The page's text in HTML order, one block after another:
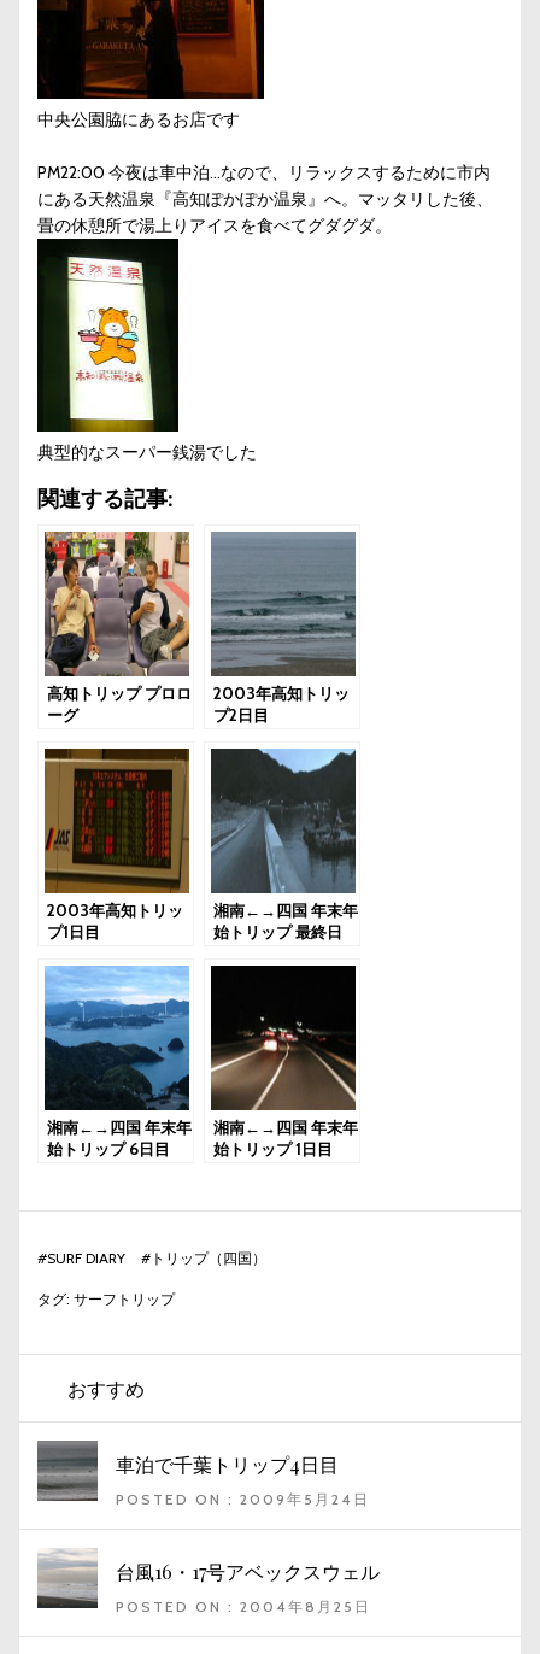
中央公園脇にあるお店です
PM22:00 今夜は車中泊…なので、リラックスするために市内
にある天然温泉『高知ぽかぽか温泉』へ。マッタリした後、
畳の休憩所で湯上りアイスを食べてグダグダ。
典型的なスーパー銭湯でした
関連する記事:
高知トリップ プロロ
ーグ
2003年高知トリッ
プ2日目
2003年高知トリッ
プ1日目
湘南←→四国 年末年
始トリップ 最終日
湘南←→四国 年末年
始トリップ 6日目
湘南←→四国 年末年
始トリップ 1日目
#SURF DIARY # トリップ（四国）
タグ: サーフトリップ
おすすめ
車泊で千葉トリップ4日目
POSTED ON : 2009年5月24日
台風16・17号アベックスウェル
POSTED ON : 2004年8月25日